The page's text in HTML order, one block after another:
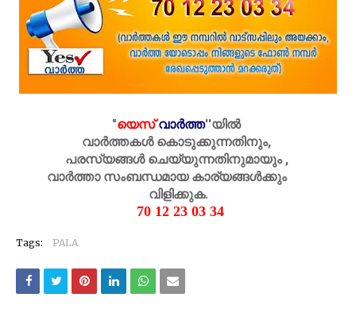
"യെസ് വാർത്ത''യിൽ
വാർത്തകൾ കൊടുക്കുന്നതിനും,
പരസ്യങ്ങൾ ചെയ്യുന്നതിനുമായും ,
വാർത്താ സംബന്ധമായ കാര്യങ്ങൾക്കും
വിളിക്കുക.
70 12 23 03 34
Tags: PALA